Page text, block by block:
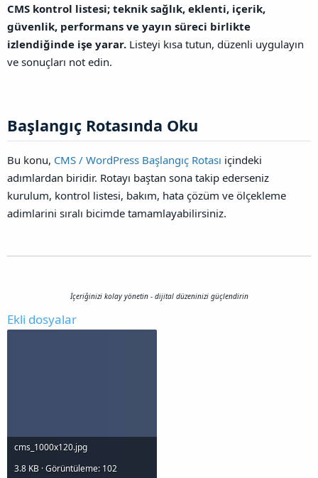
CMS kontrol listesi; teknik sağlık, eklenti, içerik,
güvenlik, performans ve yayın süreci birlikte
izlendiğinde işe yarar. Listeyi kısa tutun, düzenli uygulayın
ve sonuçları not edin.
Başlangıç Rotasında Oku​
Bu konu, CMS / WordPress Başlangıç Rotası içindeki
adımlardan biridir. Rotayı baştan sona takip ederseniz
kurulum, kontrol listesi, bakım, hata çözüm ve ölçekleme
adimlarini sıralı bicimde tamamlayabilirsiniz.
İçeriğinizi kolay yönetin - dijital düzeninizi güçlendirin
Ekli dosyalar
cms_1000x120.jpg
3.8 KB · Görüntüleme: 102